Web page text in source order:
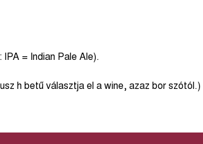
IPA = Indian Pale Ale).
h betű választja el a wine, azaz bor szótól.)